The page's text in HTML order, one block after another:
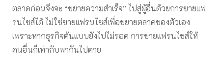
ตลาดก่อนจึงจะ “ขยายความสำเร็จ” ไปสู่ผู้อื่นด้วยการขายแฟ
รนไชส์ได้ ไม่ใช่ขายแฟรนไชส์เพื่อขยายตลาดของตัวเอง
เพราะหากธุรกิจต้นแบบยังไปไม่รอด การขายแฟรนไชส์ให้
คนอื่นก็เท่ากับพากันไปตาย